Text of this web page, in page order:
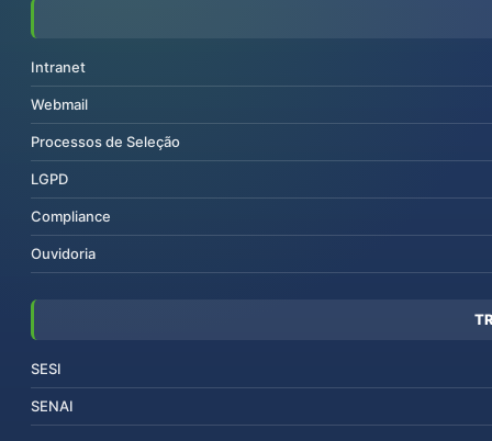
Intranet
Webmail
Processos de Seleção
LGPD
Compliance
Ouvidoria
SESI
SENAI